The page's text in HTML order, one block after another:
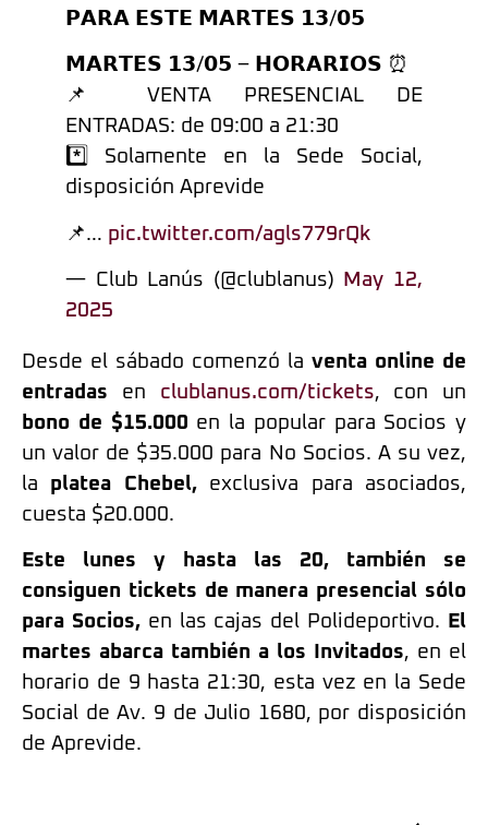
𝗣𝗔𝗥𝗔 𝗘𝗦𝗧𝗘 𝗠𝗔𝗥𝗧𝗘𝗦 𝟭𝟯/𝟬𝟱
𝗠𝗔𝗥𝗧𝗘𝗦 𝟭𝟯/𝟬𝟱 – 𝗛𝗢𝗥𝗔𝗥𝗜𝗢𝗦 ⏰
📌 VENTA PRESENCIAL DE
ENTRADAS: de 09:00 a 21:30
*️⃣ Solamente en la Sede Social,
disposición Aprevide
📌… pic.twitter.com/agls779rQk
— Club Lanús (@clublanus)
May 12,
2025
Desde el sábado comenzó la venta online de
entradas en clublanus.com/tickets, con un
bono de $15.000 en la popular para Socios y
un valor de $35.000 para No Socios. A su vez,
la platea Chebel,exclusiva para asociados,
cuesta $20.000.
Este lunes y hasta las 20, también se
consiguen tickets de manera presencial sólo
para Socios,en las cajas del Polideportivo.
El
martes abarca también a los Invitados, en el
horario de 9 hasta 21:30, esta vez en la Sede
Social de Av. 9 de Julio 1680, por disposición
de Aprevide.